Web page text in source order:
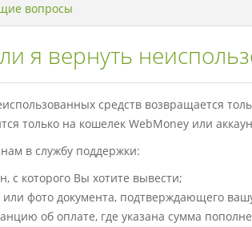
вопросы
я вернуть
средств возвращается
только на кошелек WebMoney или
в службу поддержки:
с которого Вы хотите вывести;
или фото документа, подтверждающего
об оплате, где указана сумма